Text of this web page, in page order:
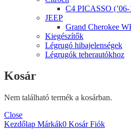
C4 PICASSO (’06-
JEEP
Grand Cherokee
Kiegészítők
Légrugó hibajelenségek
Légrugók teherautókhoz
Kosár
Nem található termék a kosárban.
Close
Kezdőlap Márkák0 KosárFiók